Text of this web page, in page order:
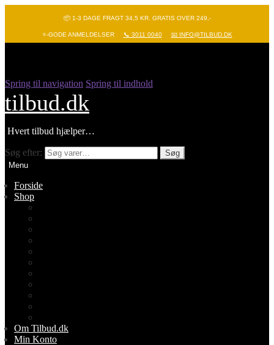
📦 1-3 DAGE FRAGT 34,5 KR. GRATIS OVER 249,-
⭐-GODE ANMELDELSER 📞 3011 0040 📧 INFO@TILBUD.DK
Spring til navigation Spring til indhold
tilbud.dk
Hvert tilbud hjælper…
Søg efter:
Søg
Menu
Forside
Shop
Om Tilbud.dk
Min Konto